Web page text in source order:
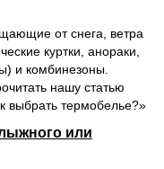
от снега, ветра
куртки, анораки,
и комбинезоны.
нашу статью
выбрать термобелье?»
или